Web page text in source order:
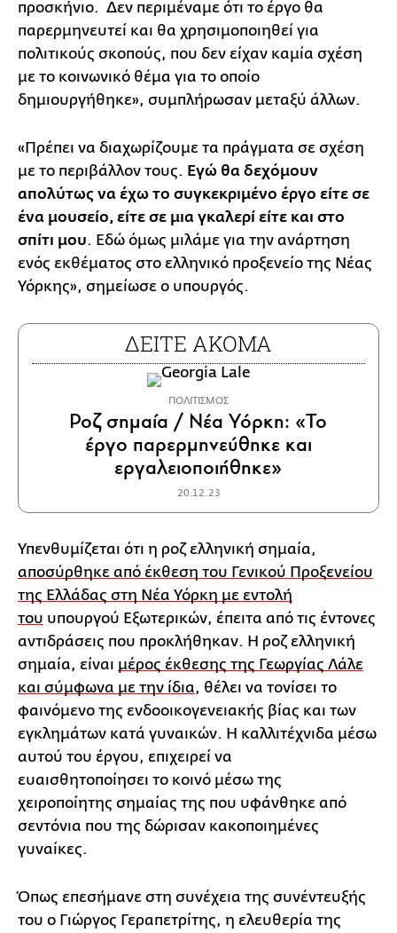
προσκήνιο. Δεν περιμέναμε ότι το έργο θα
παρερμηνευτεί και θα χρησιμοποιηθεί για
πολιτικούς σκοπούς, που δεν είχαν καμία σχέση
με το κοινωνικό θέμα για το οποίο
δημιουργήθηκε», συμπλήρωσαν μεταξύ άλλων.
«Πρέπει να διαχωρίζουμε τα πράγματα σε σχέση
με το περιβάλλον τους. Εγώ θα δεχόμουν
απολύτως να έχω το συγκεκριμένο έργο είτε σε
ένα μουσείο, είτε σε μια γκαλερί είτε και στο
σπίτι μου. Εδώ όμως μιλάμε για την ανάρτηση
ενός εκθέματος στο ελληνικό προξενείο της Νέας
Υόρκης», σημείωσε ο υπουργός.
ΔΕΙΤΕ ΑΚΟΜΑ
ΠΟΛΙΤΙΣΜΟΣ
Ροζ σημαία / Νέα Υόρκη: «Το
έργο παρερμηνεύθηκε και
εργαλειοποιήθηκε»
20.12.23
Υπενθυμίζεται ότι η ροζ ελληνική σημαία,
αποσύρθηκε από έκθεση του Γενικού Προξενείου
της Ελλάδας στη Νέα Υόρκη με εντολή
του υπουργού Εξωτερικών, έπειτα από τις έντονες
αντιδράσεις που προκλήθηκαν. Η ροζ ελληνική
σημαία, είναι μέρος έκθεσης της Γεωργίας Λάλε
και σύμφωνα με την ίδια, θέλει να τονίσει το
φαινόμενο της ενδοοικογενειακής βίας και των
εγκλημάτων κατά γυναικών. Η καλλιτέχνιδα μέσω
αυτού του έργου, επιχειρεί να
ευαισθητοποίησει το κοινό μέσω της
χειροποίητης σημαίας της που υφάνθηκε από
σεντόνια που της δώρισαν κακοποιημένες
γυναίκες.
Όπως επεσήμανε στη συνέχεια της συνέντευξής
του ο Γιώργος Γεραπετρίτης, η ελευθερία της